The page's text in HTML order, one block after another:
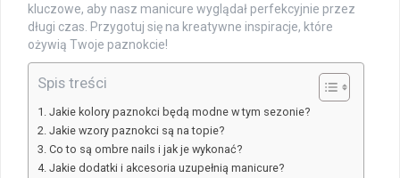
kluczowe, aby nasz manicure wyglądał perfekcyjnie przez
długi czas. Przygotuj się na kreatywne inspiracje, które
ożywią Twoje paznokcie!
Spis treści
Jakie kolory paznokci będą modne w tym sezonie?
Jakie wzory paznokci są na topie?
Co to są ombre nails i jak je wykonać?
Jakie dodatki i akcesoria uzupełnią manicure?